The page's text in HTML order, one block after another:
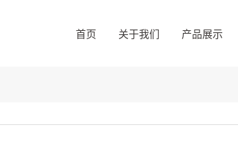
首页 关于我们 产品展示